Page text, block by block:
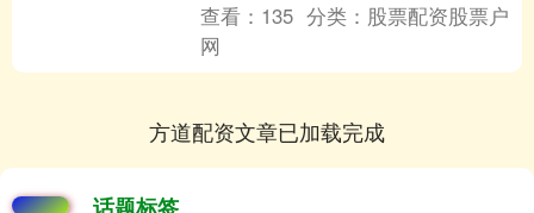
查看： 135 分类： 股票配资股票户
网
方道配资文章已加载完成